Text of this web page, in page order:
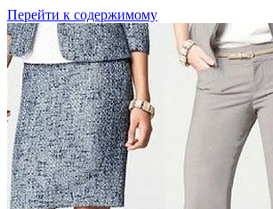
Перейти к содержимому